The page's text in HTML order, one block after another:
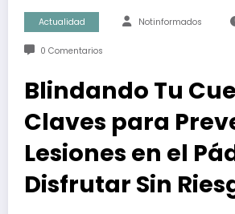
Actualidad Notinformados
0 Comentarios
Blindando Tu
Claves para
Lesiones en el
Disfrutar Sin